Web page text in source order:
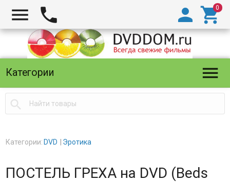
  

Категории 

Категории: DVD Эротика
ПОСТЕЛЬ ГРЕХА на DVD (Beds